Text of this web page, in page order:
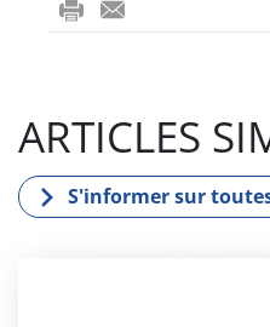
ri
-
ARTICLES
S'informer sur